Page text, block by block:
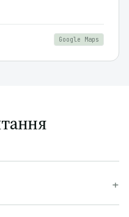
Google Maps
+